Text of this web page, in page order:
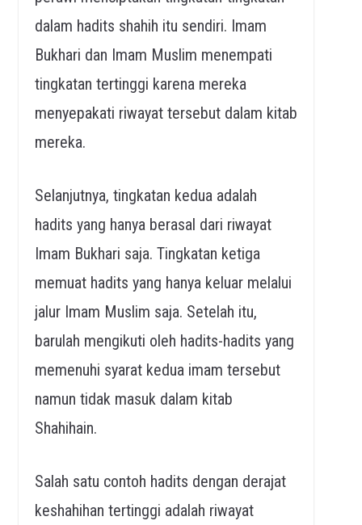
dalam hadits shahih itu sendiri. Imam
Bukhari dan Imam Muslim menempati
tingkatan tertinggi karena mereka
menyepakati riwayat tersebut dalam kitab
mereka.
Selanjutnya, tingkatan kedua adalah
hadits yang hanya berasal dari riwayat
Imam Bukhari saja. Tingkatan ketiga
memuat hadits yang hanya keluar melalui
jalur Imam Muslim saja. Setelah itu,
barulah mengikuti oleh hadits-hadits yang
memenuhi syarat kedua imam tersebut
namun tidak masuk dalam kitab
Shahihain.
Salah satu contoh hadits dengan derajat
keshahihan tertinggi adalah riwayat